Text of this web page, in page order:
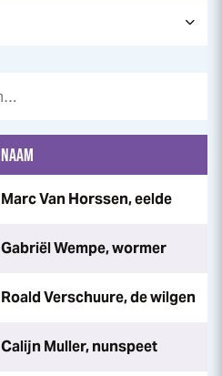
NAAM
Marc Van Horssen, eelde
Gabriël Wempe, wormer
Roald Verschuure, de wilgen
Calijn Muller, nunspeet